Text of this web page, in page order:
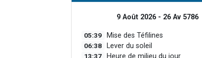
9 Août 2026 - 26 Av 5786
05:39 Mise des Téfilines
06:38 Lever du soleil
13:37 Heure de milieu du jour